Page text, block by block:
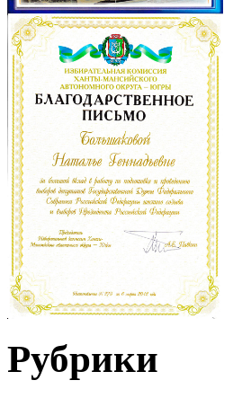
Рубрики